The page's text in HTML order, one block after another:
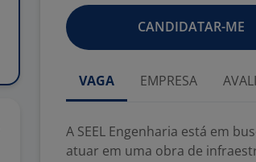
CANDIDATAR-ME
VAGA EMPRESA
A SEEL Engenharia está em
atuar em uma obra de